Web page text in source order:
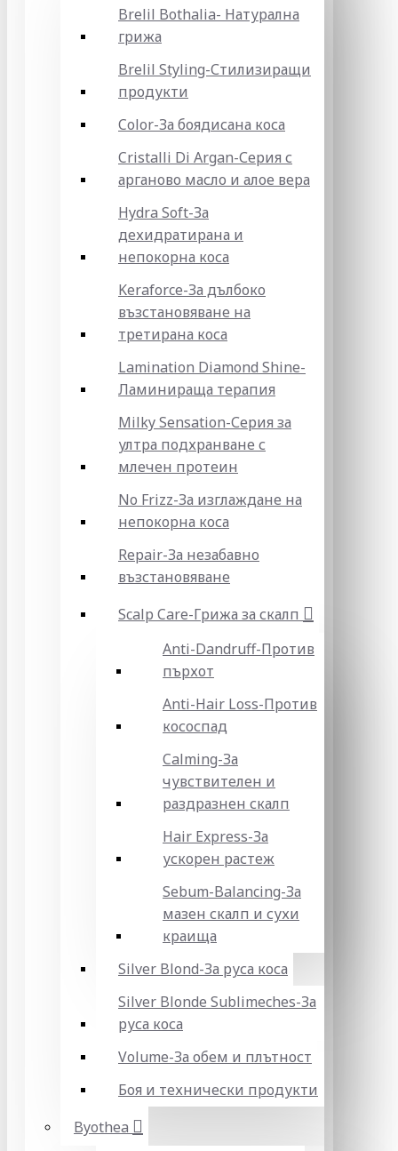
Brelil Bothalia- Натурална
грижа
Brelil Styling-Стилизиращи
продукти
Color-За боядисана коса
Cristalli Di Argan-Серия с
арганово масло и алое вера
Hydra Soft-За
дехидратирана и
непокорна коса
Keraforce-За дълбоко
възстановяване на
третирана коса
Lamination Diamond Shine-
Ламинираща терапия
Milky Sensation-Серия за
ултра подхранване с
млечен протеин
No Frizz-За изглаждане на
непокорна коса
Repair-За незабавно
възстановяване
Scalp Care-Грижа за скалп
Anti-Dandruff-Против
пърхот
Anti-Hair Loss-Против
кососпад
Calming-За
чувствителен и
раздразнен скалп
Hair Express-За
ускорен растеж
Sebum-Balancing-За
мазен скалп и сухи
краища
Silver Blond-За руса коса
Silver Blonde Sublіmeches-За
руса коса
Volume-За обем и плътност
Боя и технически продукти
Byothea